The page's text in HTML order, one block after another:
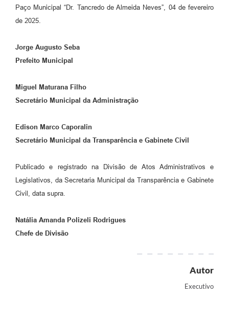
Paço Municipal “Dr. Tancredo de Almeida Neves”, 04 de fevereiro
de 2025.
Jorge Augusto Seba
Prefeito Municipal
Miguel Maturana Filho
Secretário Municipal da Administração
Edison Marco Caporalin
Secretário Municipal da Transparência e Gabinete Civil
Publicado e registrado na Divisão de Atos Administrativos e
Legislativos, da Secretaria Municipal da Transparência e Gabinete
Civil, data supra.
Natália Amanda Polizeli Rodrigues
Chefe de Divisão
Autor
Executivo